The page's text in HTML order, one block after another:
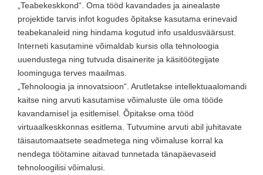
„Teabekeskkond“. Oma tööd kavandades ja ainealaste
projektide tarvis infot kogudes õpitakse kasutama erinevaid
teabekanaleid ning hindama kogutud info usaldusväärsust.
Interneti kasutamine võimaldab kursis olla tehnoloogia
uuendustega ning tutvuda disainerite ja käsitöötegijate
loominguga terves maailmas.
„Tehnoloogia ja innovatsioon“. Arutletakse intellektuaalomandi
kaitse ning arvuti kasutamise võimaluste üle oma tööde
kavandamisel ja esitlemisel. Õpitakse oma tööd
virtuaalkeskkonnas esitlema. Tutvumine arvuti abil juhitavate
täisautomaatsete seadmetega ning võimaluse korral ka
nendega töötamine aitavad tunnetada tänapäevaseid
tehnoloogilisi võimalusi.